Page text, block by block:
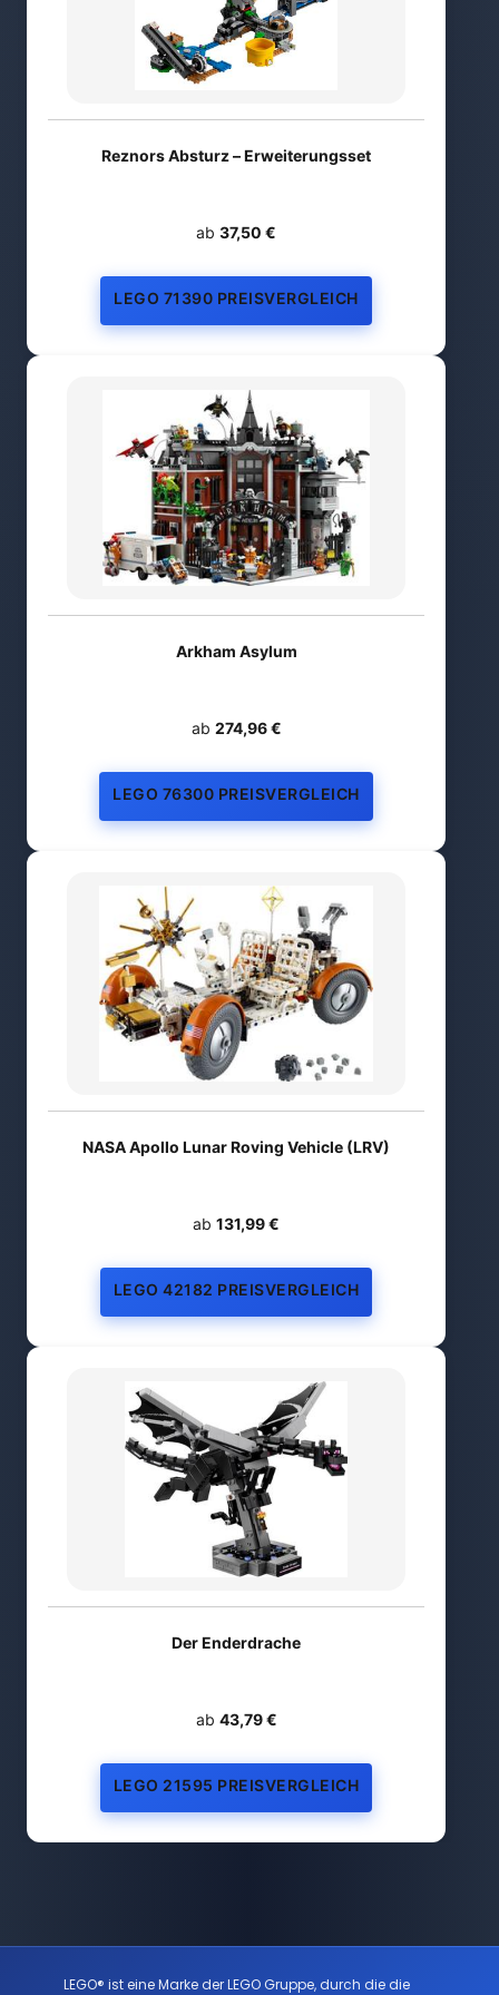
Reznors Absturz – Erweiterungsset
ab 37,50 €
LEGO 71390 PREISVERGLEICH
Arkham Asylum
ab 274,96 €
LEGO 76300 PREISVERGLEICH
NASA Apollo Lunar Roving Vehicle (LRV)
ab 131,99 €
LEGO 42182 PREISVERGLEICH
Der Enderdrache
ab 43,79 €
LEGO 21595 PREISVERGLEICH
LEGO® ist eine Marke der LEGO Gruppe, durch die die